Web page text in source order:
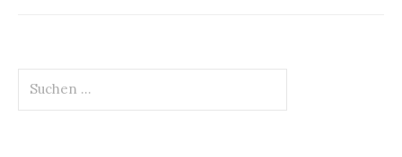
nach: